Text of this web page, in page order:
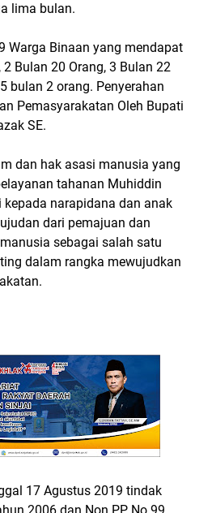
lima bulan.
Warga Binaan yang mendapat
Bulan 20 Orang, 3 Bulan 22
bulan 2 orang. Penyerahan
Pemasyarakatan Oleh Bupati
SE.
dan hak asasi manusia yang
tahanan Muhiddin
kepada narapidana dan anak
dari pemajuan dan
sebagai salah satu
dalam rangka mewujudkan
17 Agustus 2019 tindak
2006 dan Non PP No.99